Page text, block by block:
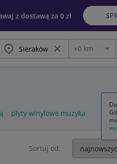
z dostawą za 0 zł
Miasto Wyczyść frazę
Odległość
+0 km
płyty winylowe muzyka
Sortuj od: